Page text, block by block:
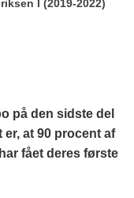
I (2019-2022)
på den sidste del
at 90 procent af
fået deres første